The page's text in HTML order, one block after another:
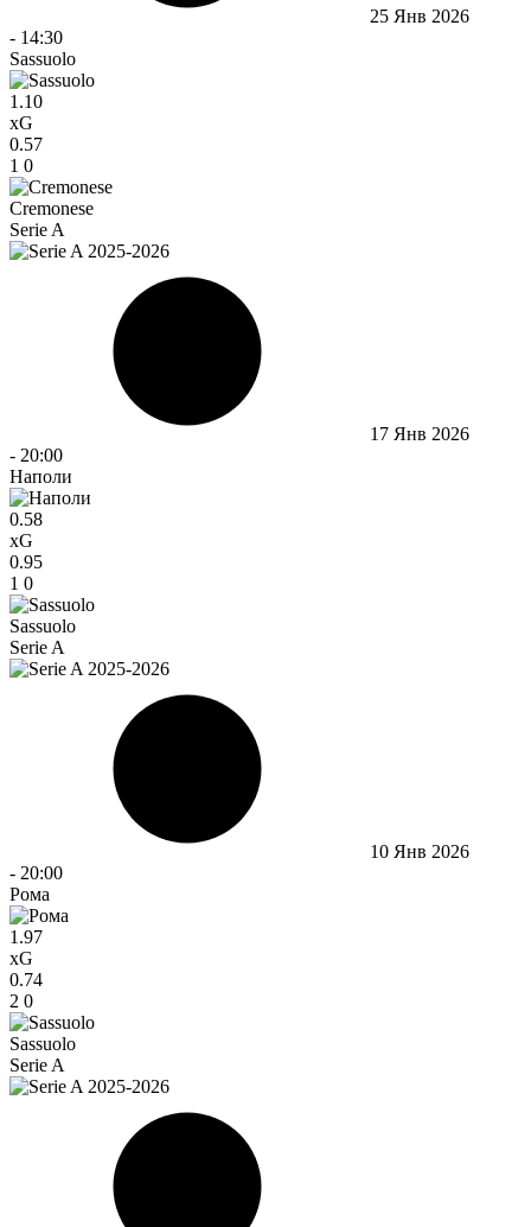
25 Янв 2026
- 14:30
Sassuolo
1.10
xG
0.57
1 0
Cremonese
Serie A
17 Янв 2026
- 20:00
Наполи
0.58
xG
0.95
1 0
Sassuolo
Serie A
10 Янв 2026
- 20:00
Рома
1.97
xG
0.74
2 0
Sassuolo
Serie A